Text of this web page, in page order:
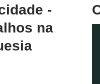
-
na